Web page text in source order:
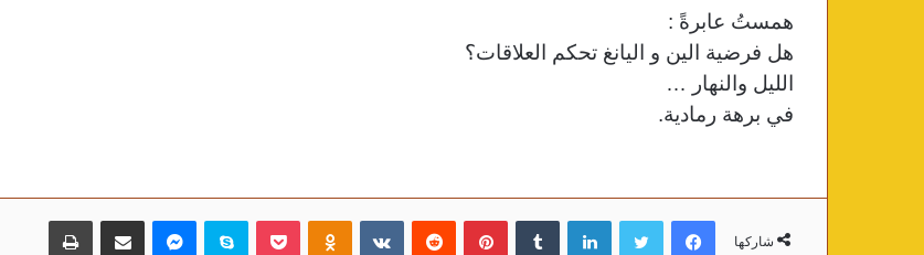
همستُ عابرةً :
هل فرضية الين و اليانغ تحكم العلاقات؟
الليل والنهار …
في برهة رمادية.
شاركها
فيسبوك لينكدإن بينتيريست بوكيت سكايب